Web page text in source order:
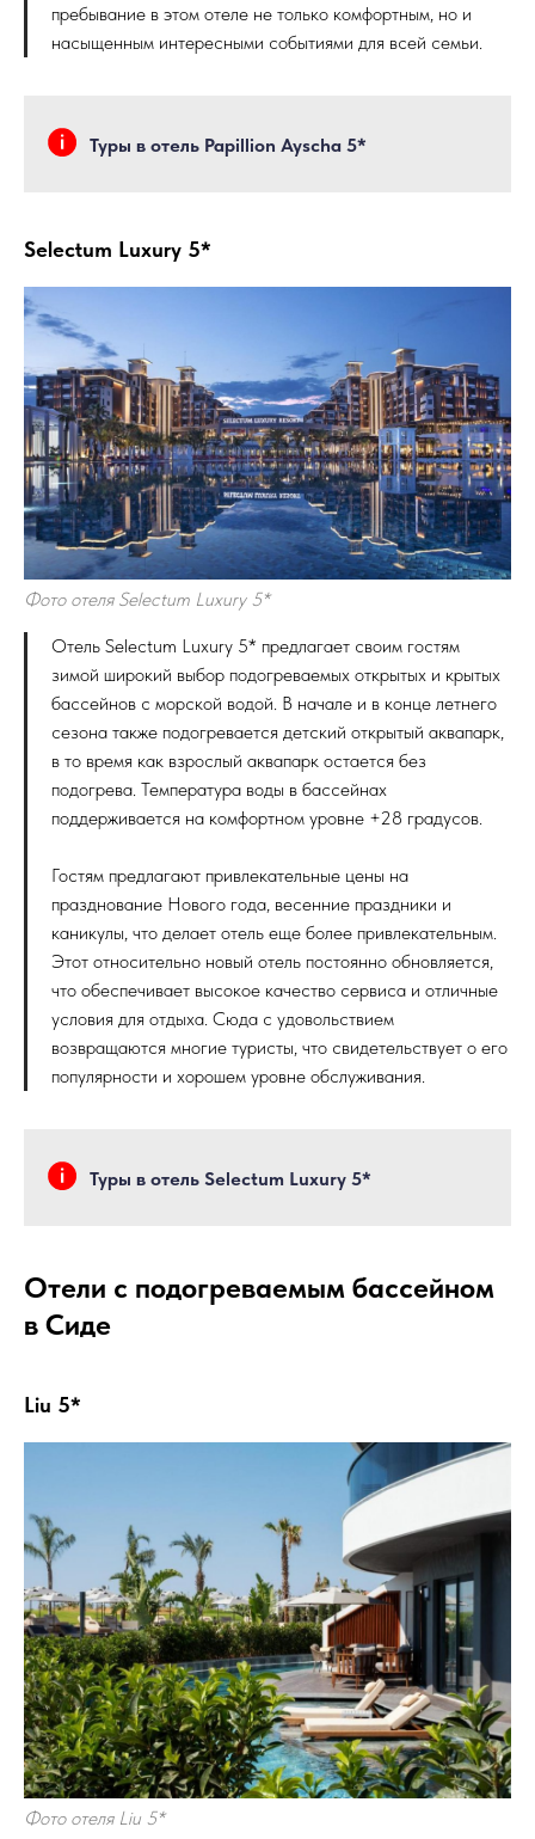
пребывание в этом отеле не только комфортным, но и
насыщенным интересными событиями для всей семьи.
Туры в отель Papillion Ayscha 5*
Selectum Luxury 5*
Фото отеля Selectum Luxury 5*
Отель Selectum Luxury 5* предлагает своим гостям
зимой широкий выбор подогреваемых открытых и крытых
бассейнов с морской водой. В начале и в конце летнего
сезона также подогревается детский открытый аквапарк,
в то время как взрослый аквапарк остается без
подогрева. Температура воды в бассейнах
поддерживается на комфортном уровне +28 градусов.
Гостям предлагают привлекательные цены на
празднование Нового года, весенние праздники и
каникулы, что делает отель еще более привлекательным.
Этот относительно новый отель постоянно обновляется,
что обеспечивает высокое качество сервиса и отличные
условия для отдыха. Сюда с удовольствием
возвращаются многие туристы, что свидетельствует о его
популярности и хорошем уровне обслуживания.
Туры в отель Selectum Luxury 5*
Отели с подогреваемым бассейном
в Сиде
Liu 5*
Фото отеля Liu 5*